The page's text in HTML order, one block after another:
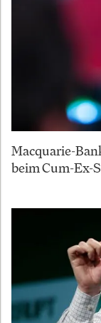
Macquarie-
beim Cum-Ex-